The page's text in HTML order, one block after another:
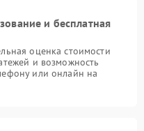
и бесплатная
оценка стоимости
и возможность
или онлайн на